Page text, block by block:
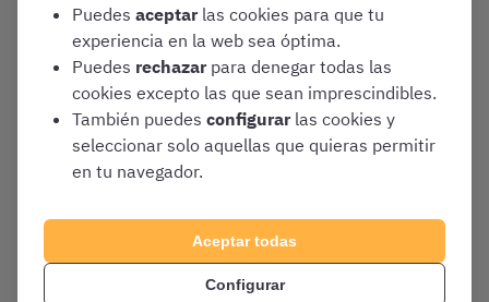
Noviembre 27, 2023
Así es el examen de celador
[Practica con test gratis]
Convocatorias y Guías de Oposiciones
Puedes aceptar las cookies para que tu
experiencia en la web sea óptima.
Puedes rechazar para denegar todas las
cookies excepto las que sean imprescindibles.
También puedes configurar las cookies y
seleccionar solo aquellas que quieras permitir
en tu navegador.
Aceptar todas
Configurar